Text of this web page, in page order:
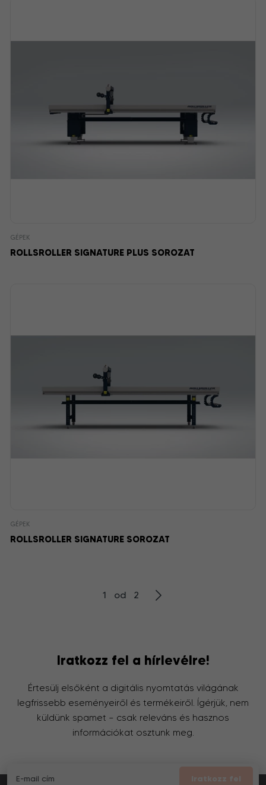
GÉPEK
ROLLSROLLER SIGNATURE PLUS SOROZAT
GÉPEK
ROLLSROLLER SIGNATURE SOROZAT
1 od 2
Iratkozz fel a hírlevélre!
Értesülj elsőként a digitális nyomtatás világának
legfrissebb eseményeiről és termékeiről. Ígérjük, nem
küldünk spamet – csak releváns és hasznos
információkat osztunk meg.
Iratkozz fel